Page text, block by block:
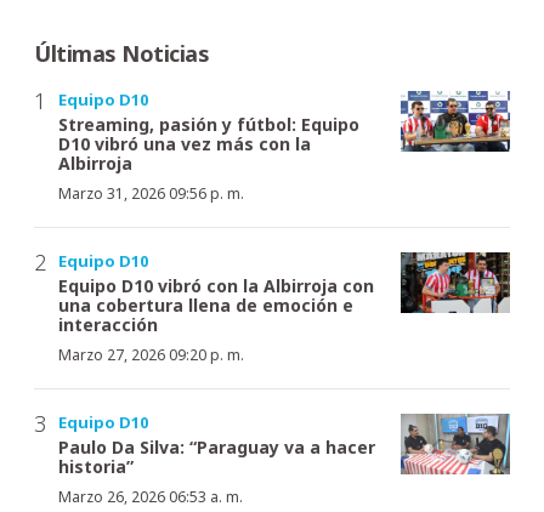
Últimas Noticias
Equipo D10
Streaming, pasión y fútbol: Equipo
D10 vibró una vez más con la
Albirroja
Marzo 31, 2026 09:56 p. m.
Equipo D10
Equipo D10 vibró con la Albirroja con
una cobertura llena de emoción e
interacción
Marzo 27, 2026 09:20 p. m.
Equipo D10
Paulo Da Silva: “Paraguay va a hacer
historia”
Marzo 26, 2026 06:53 a. m.